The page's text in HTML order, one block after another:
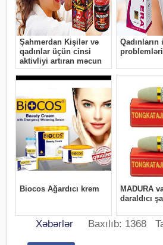
Xəbərlər Baxılıb: 1368